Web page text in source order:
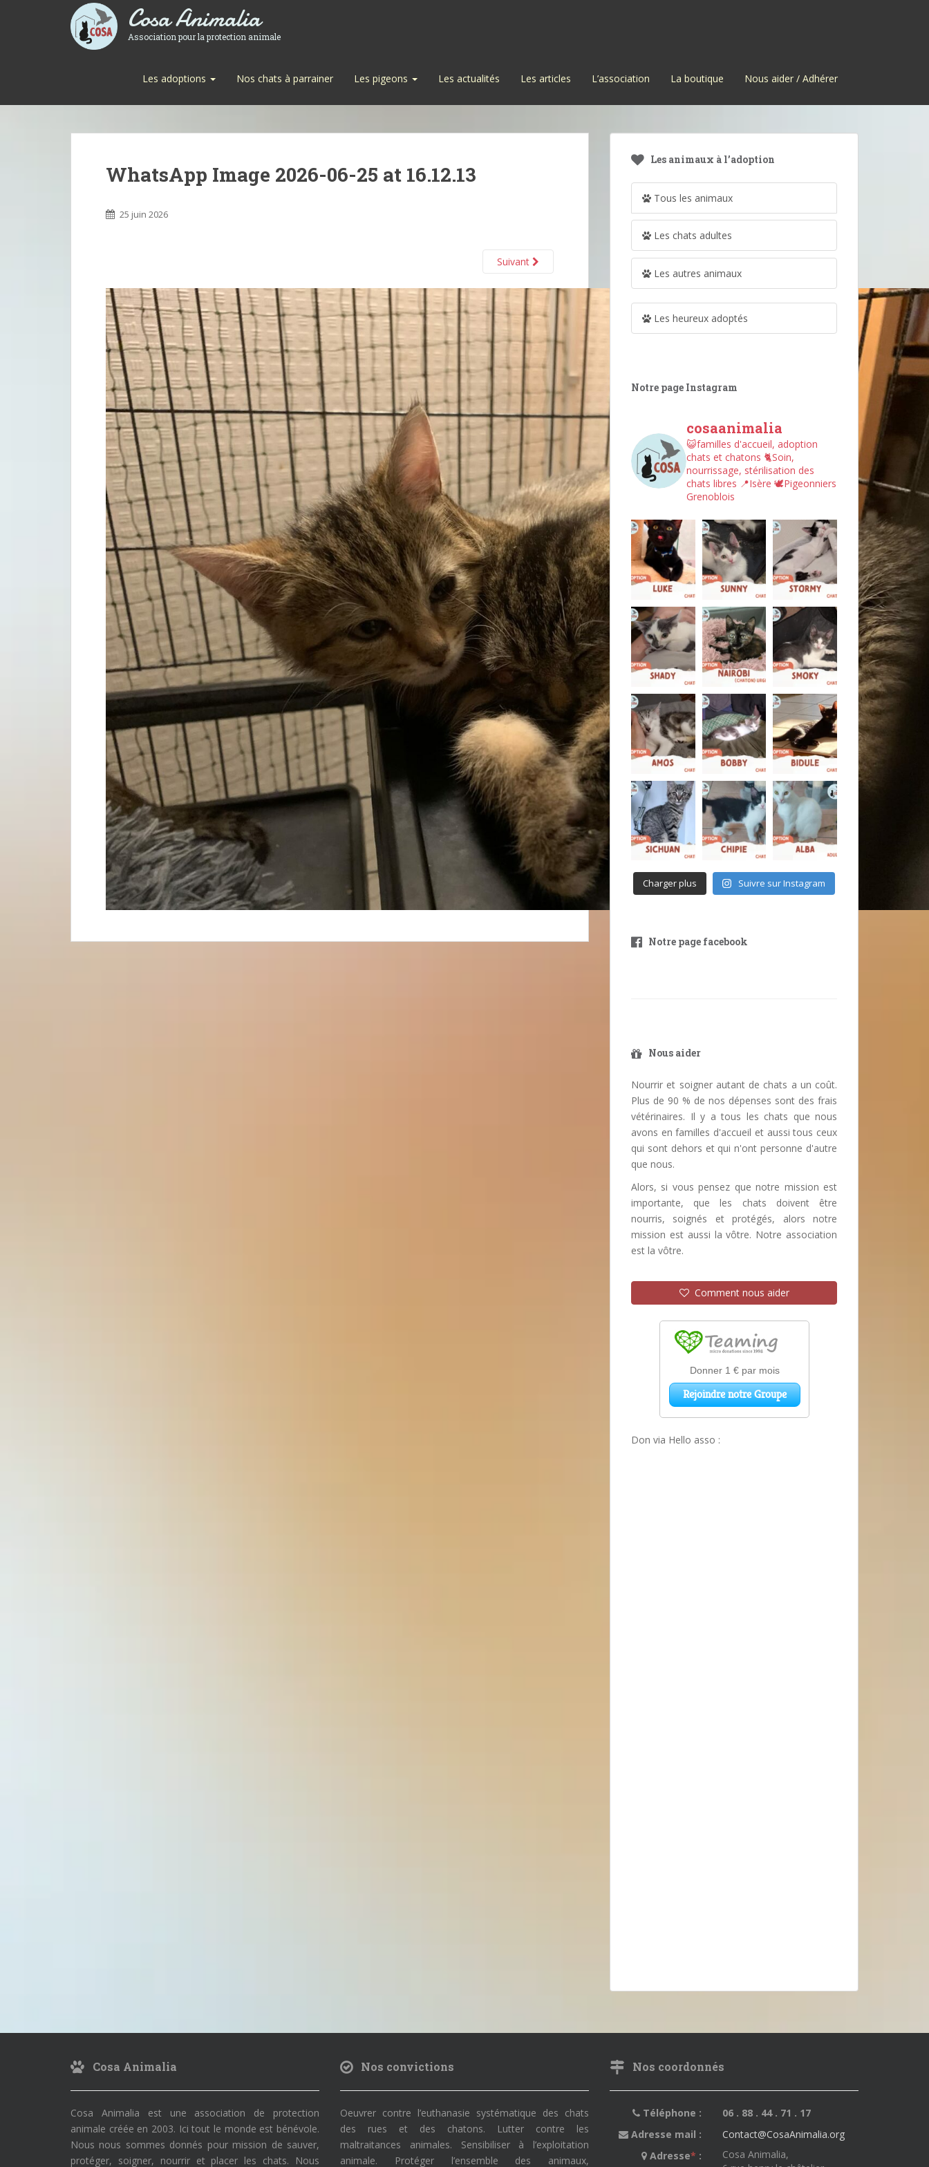
Cosa Animalia
Association pour la protection animale
Les adoptions Nos chats à parrainer Les pigeons Les actualités Les articles L’association La boutique Nous aider / Adhérer
WhatsApp Image 2026-06-25 at 16.12.13
25 juin 2026
Suivant
Les animaux à l’adoption
Tous les animaux
Les chats adultes
Les autres animaux
Les heureux adoptés
Notre page Instagram
cosaanimalia
😺familles d'accueil, adoption
chats et chatons 🐈Soin,
nourrissage, stérilisation des
chats libres 📍Isère 🕊︎Pigeonniers
Grenoblois
Charger plus Suivre sur Instagram
Notre page facebook
Nous aider
Nourrir et soigner autant de chats a un coût.
Plus de 90 % de nos dépenses sont des frais
vétérinaires. Il y a tous les chats que nous
avons en familles d'accueil et aussi tous ceux
qui sont dehors et qui n'ont personne d'autre
que nous.
Alors, si vous pensez que notre mission est
importante, que les chats doivent être
nourris, soignés et protégés, alors notre
mission est aussi la vôtre. Notre association
est la vôtre.
Comment nous aider
Don via Hello asso :
Cosa Animalia
Cosa Animalia est une association de protection
animale créée en 2003. Ici tout le monde est bénévole.
Nous nous sommes donnés pour mission de sauver,
protéger, soigner, nourrir et placer les chats. Nous
Nos convictions
Oeuvrer contre l’euthanasie systématique des chats
des rues et des chatons. Lutter contre les
maltraitances animales. Sensibiliser à l’exploitation
animale. Protéger l’ensemble des animaux,
Nos coordonnés
Téléphone :
06 . 88 . 44 . 71 . 17
Adresse mail :
Contact@CosaAnimalia.org
Adresse* :
Cosa Animalia,